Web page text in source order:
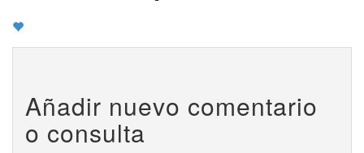
Añadir nuevo comentario
o consulta